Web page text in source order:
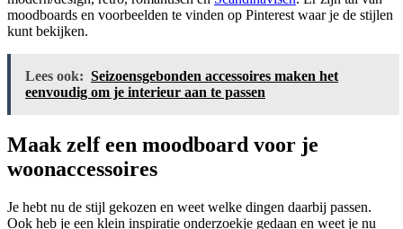
moodboards en voorbeelden te vinden op Pinterest waar je de stijlen
kunt bekijken.
Lees ook: Seizoensgebonden accessoires maken het
eenvoudig om je interieur aan te passen
Maak zelf een moodboard voor je
woonaccessoires
Je hebt nu de stijl gekozen en weet welke dingen daarbij passen.
Ook heb je een klein inspiratie onderzoekje gedaan en weet je nu